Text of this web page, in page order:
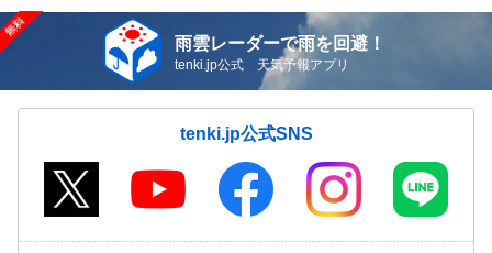
雨雲レーダーで雨を回避！
tenki.jp公式 天気予報アプリ
tenki.jp公式SNS